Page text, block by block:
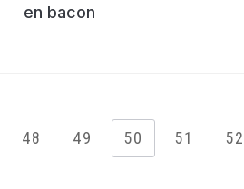
en bacon
48 49 50 51 52